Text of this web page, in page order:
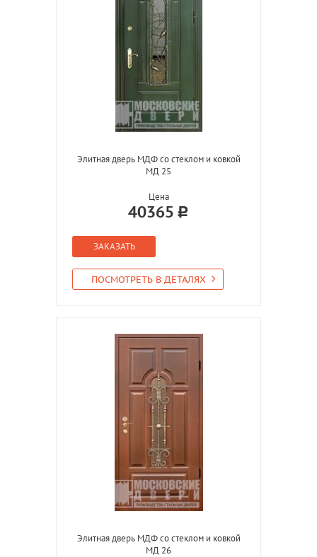
Элитная дверь МДФ со стеклом и ковкой
МД 25
Цена
40365
ЗАКАЗАТЬ
ПОСМОТРЕТЬ В ДЕТАЛЯХ
Элитная дверь МДФ со стеклом и ковкой
МД 26